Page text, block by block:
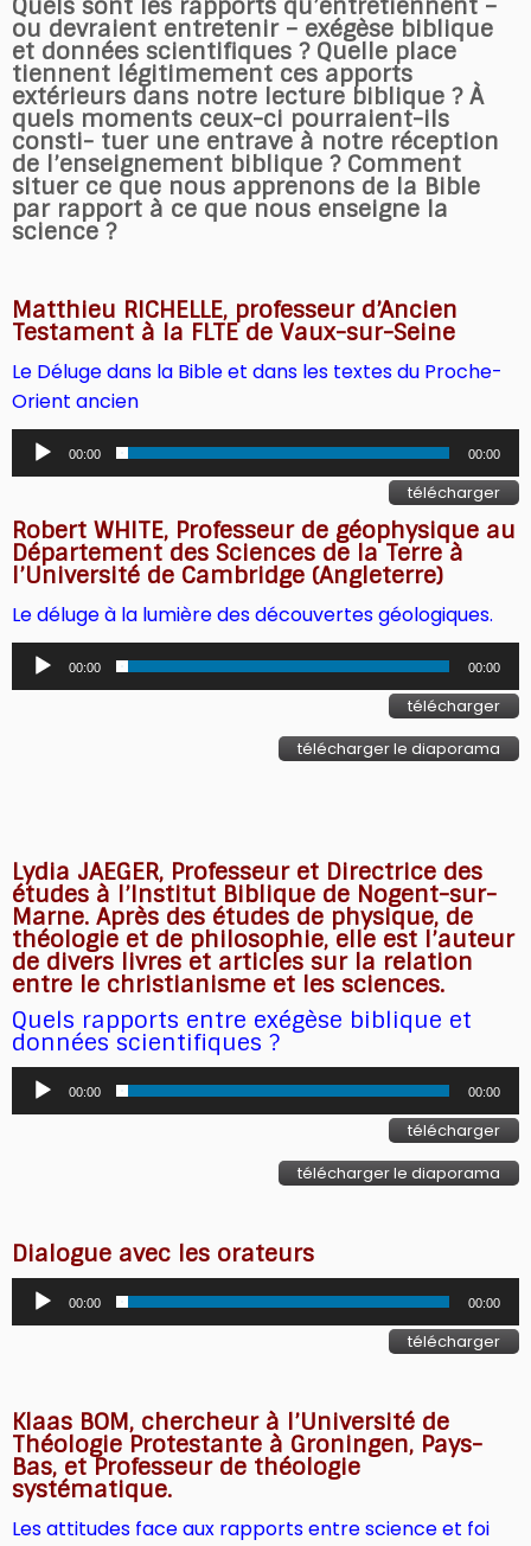
Quels sont les rapports qu’entretiennent –
ou devraient entretenir – exégèse biblique
et données scientifiques ? Quelle place
tiennent légitimement ces apports
extérieurs dans notre lecture biblique ? À
quels moments ceux-ci pourraient-ils
consti- tuer une entrave à notre réception
de l’enseignement biblique ? Comment
situer ce que nous apprenons de la Bible
par rapport à ce que nous enseigne la
science ?
Matthieu RICHELLE, professeur d’Ancien
Testament à la FLTE de Vaux-sur-Seine
Le Déluge dans la Bible et dans les textes du Proche-
Orient ancien
Lecteur
audio
00:00 00:00
télécharger
Robert WHITE, Professeur de géophysique au
Département des Sciences de la Terre à
l’Université de Cambridge (Angleterre)
Le déluge à la lumière des découvertes géologiques.
Lecteur
audio
00:00 00:00
télécharger
télécharger le diaporama
Lydia JAEGER, Professeur et Directrice des
études à l’Institut Biblique de Nogent-sur-
Marne. Après des études de physique, de
théologie et de philosophie, elle est l’auteur
de divers livres et articles sur la relation
entre le christianisme et les sciences.
Quels rapports entre exégèse biblique et
données scientifiques ?
Lecteur
audio
00:00 00:00
télécharger
télécharger le diaporama
Dialogue avec les orateurs
Lecteur
audio
00:00 00:00
télécharger
Klaas BOM, chercheur à l’Université de
Théologie Protestante à Groningen, Pays-
Bas, et Professeur de théologie
systématique.
Les attitudes face aux rapports entre science et foi